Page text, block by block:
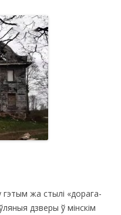
гэтым жа стылі «дорага-
дзверы ў мінскім